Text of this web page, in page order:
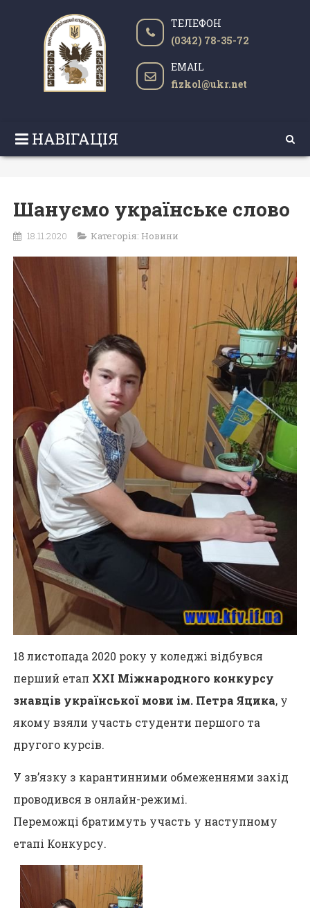
ТЕЛЕФОН
(0342) 78-35-72
EMAIL
fizkol@ukr.net
НАВІГАЦІЯ
Шануємо українське слово
18.11.2020 Категорія: Новини
18 листопада 2020 року у коледжі відбувся
перший етап XXI Міжнародного конкурсу
знавців української мови ім. Петра Яцика, у
якому взяли участь студенти першого та
другого курсів.
У зв’язку з карантинними обмеженнями захід
проводився в онлайн-режимі.
Переможці братимуть участь у наступному
етапі Конкурсу.